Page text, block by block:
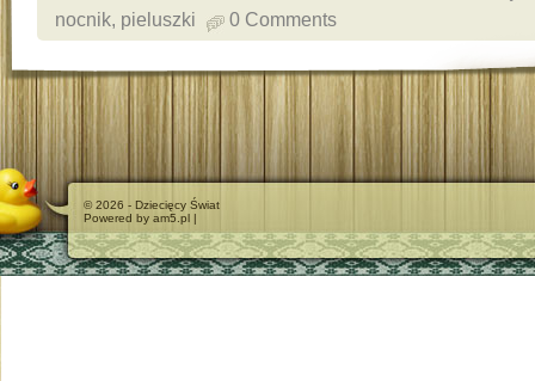
nocnik, pieluszki 0 Comments
© 2026 - Dziecięcy Świat
Powered by am5.pl |